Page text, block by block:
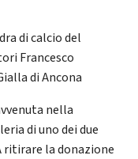
di calcio del
Francesco
di Ancona
nella
di uno dei due
ritirare la donazione